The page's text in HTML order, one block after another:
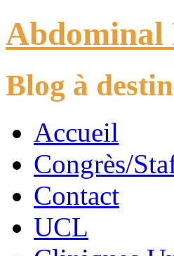
Abdominal
Blog à
Accueil
Congrès/
Contact
UCL